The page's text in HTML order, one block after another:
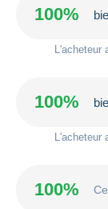
100%
L'acheteur
100%
L'acheteur
100%